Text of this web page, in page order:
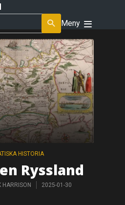
Meny
HISTORIA
Ryssland
HARRISON 2025-01-30